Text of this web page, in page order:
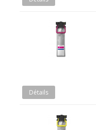
Détails